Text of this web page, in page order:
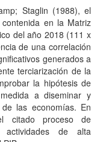
Staglin (1988), el
en la Matriz
del año 2018 (111 x
de una correlación
generados a
terciarización de la
la hipótesis de
a diseminar y
las economías. En
citado proceso de
actividades de alta